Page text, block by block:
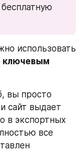
использовать
ключевым
вы просто
сайт выдает
в экспортных
все